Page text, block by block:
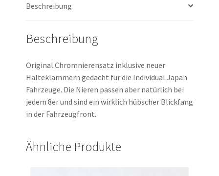
Beschreibung
Beschreibung
Original Chromnierensatz inklusive neuer
Halteklammern gedacht für die Individual Japan
Fahrzeuge. Die Nieren passen aber natürlich bei
jedem 8er und sind ein wirklich hübscher Blickfang
in der Fahrzeugfront.
Ähnliche Produkte